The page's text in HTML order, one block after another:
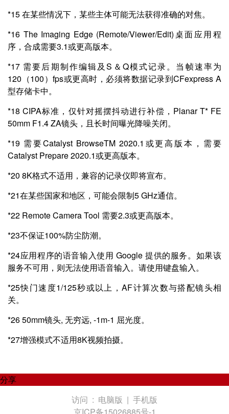
*15 在某些情况下，某些主体可能无法获得准确的对焦。
*16 The Imaging Edge (Remote/Viewer/Edit)桌面应用程
序，合成需要3.1或更高版本。
*17 需要后期制作编辑及S＆Q模式记录。当帧速率为
120（100）fps或更高时，必须将数据记录到CFexpress A
型存储卡中。
*18 CIPA标准，仅针对摇摆抖动进行补偿，Planar T* FE
50mm F1.4 ZA镜头，且长时间曝光降噪关闭。
*19 需要Catalyst BrowseTM 2020.1或更高版本，需要
Catalyst Prepare 2020.1或更高版本。
*20 8K格式不适用，兼容的记录仪即将宣布。
*21在某些国家和地区，可能会限制5 GHz通信。
*22 Remote Camera Tool 需要2.3或更高版本。
*23不保证100%防尘防潮。
*24应用程序的语音输入使用 Google 提供的服务。如果该
服务不可用，则无法使用语音输入。请使用键盘输入。
*25快门速度1/125秒或以上，AF计算次数与搭配镜头相
关。
*26 50mm镜头, 无穷远, -1m-1 屈光度。
*27增强模式不适用8K视频拍摄。
分享
访问 : 电脑版 | 手机版
京ICP备15026885号-1